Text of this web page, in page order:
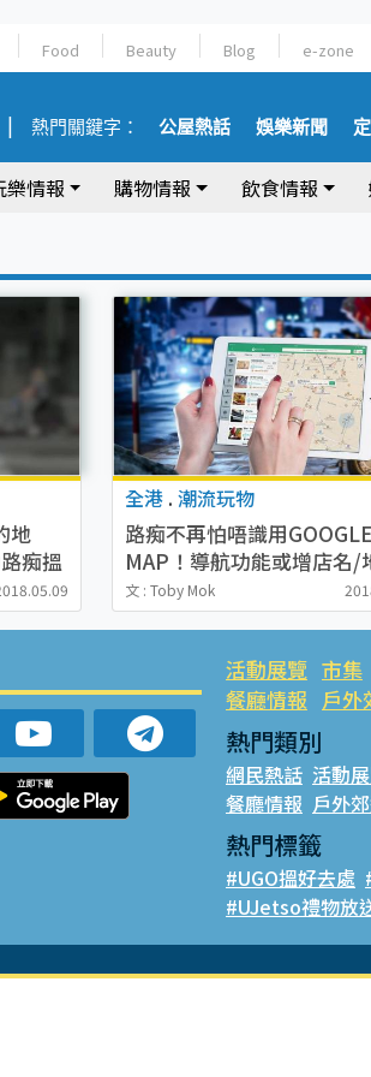
Food Beauty Blog e-zone
熱門關鍵字： 公屋熱話 娛樂新聞
樂情報 購物情報 飲食情報
地
痴搵
全港 .潮流玩物
路痴不再怕唔識用GOOGLE
MAP！導航功能或增店名/
幫你搵路
文 : Toby Mok
活動展覽 市集
餐廳情報 戶外
熱門類別
網民熱話 活動
餐廳情報 戶外
熱門標籤
#UGO搵好去處
#UJetso禮物放